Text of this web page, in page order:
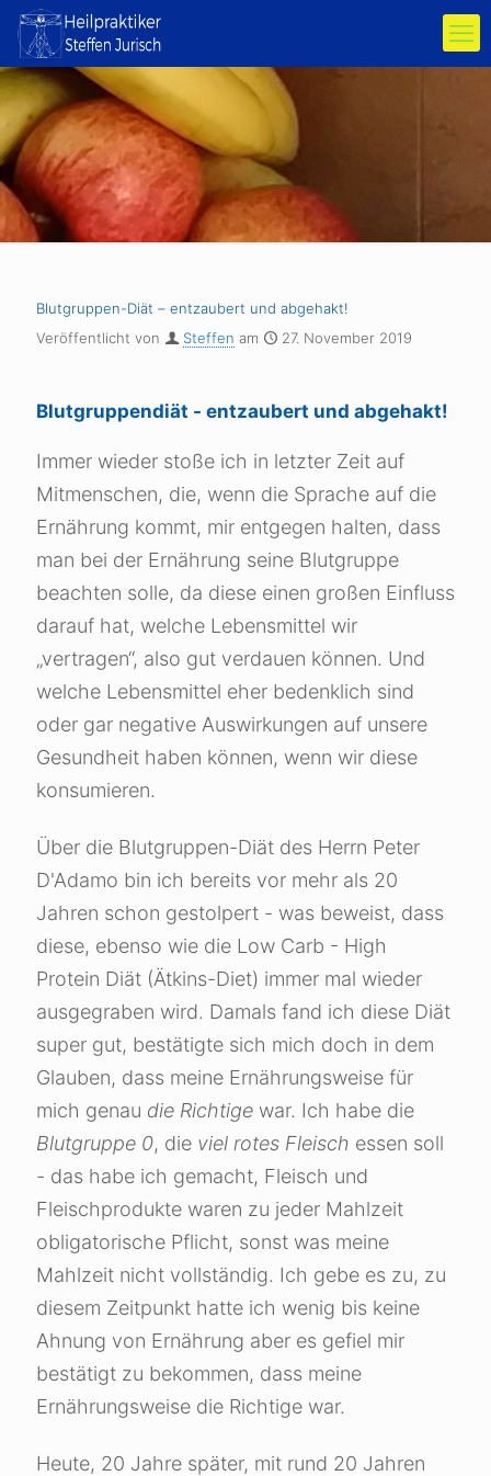
Blutgruppen-Diät – entzaubert und abgehakt!
Veröffentlicht von
Steffen am 27. November 2019
Blutgruppendiät - entzaubert und abgehakt!
Immer wieder stoße ich in letzter Zeit auf
Mitmenschen, die, wenn die Sprache auf die
Ernährung kommt, mir entgegen halten, dass
man bei der Ernährung seine Blutgruppe
beachten solle, da diese einen großen Einfluss
darauf hat, welche Lebensmittel wir
„vertragen“, also gut verdauen können. Und
welche Lebensmittel eher bedenklich sind
oder gar negative Auswirkungen auf unsere
Gesundheit haben können, wenn wir diese
konsumieren.
Über die Blutgruppen-Diät des Herrn Peter
D'Adamo bin ich bereits vor mehr als 20
Jahren schon gestolpert - was beweist, dass
diese, ebenso wie die Low Carb - High
Protein Diät (Ätkins-Diet) immer mal wieder
ausgegraben wird. Damals fand ich diese Diät
super gut, bestätigte sich mich doch in dem
Glauben, dass meine Ernährungsweise für
mich genau die Richtige war. Ich habe die
Blutgruppe 0, die viel rotes Fleisch essen soll
- das habe ich gemacht, Fleisch und
Fleischprodukte waren zu jeder Mahlzeit
obligatorische Pflicht, sonst was meine
Mahlzeit nicht vollständig. Ich gebe es zu, zu
diesem Zeitpunkt hatte ich wenig bis keine
Ahnung von Ernährung aber es gefiel mir
bestätigt zu bekommen, dass meine
Ernährungsweise die Richtige war.
Heute, 20 Jahre später, mit rund 20 Jahren